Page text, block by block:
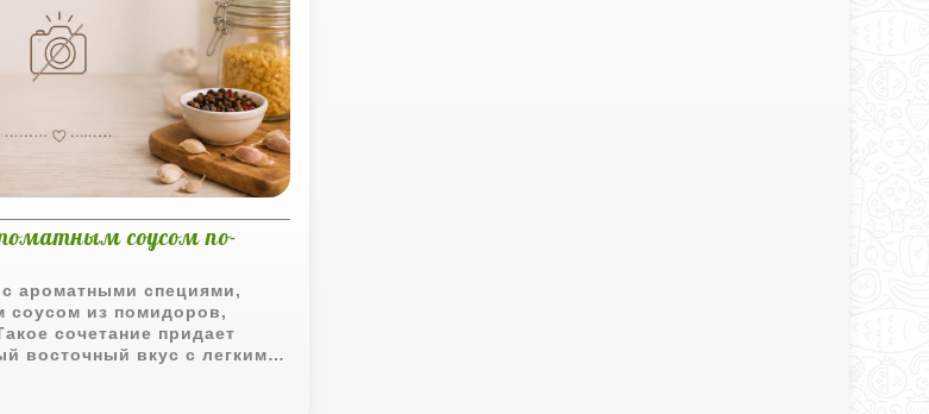
соусом по-
ароматными специями,
соусом из помидоров,
сочетание придает
восточный вкус с легкими